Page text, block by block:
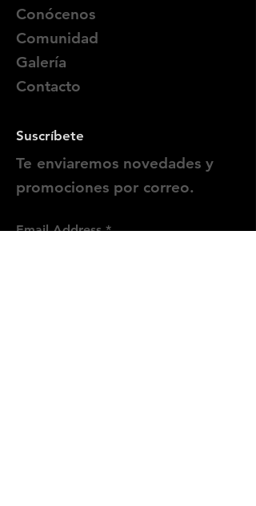
Conócenos
Comunidad
Galería
Contacto
Suscríbete
Te enviaremos novedades y
promociones por correo.
Email Address